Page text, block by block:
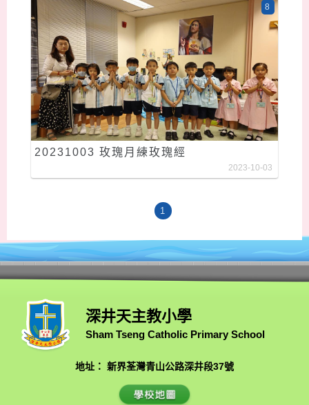
20231003 玫瑰月練玫瑰經
8
2023-10-03
1
深井天主教小學
Sham Tseng Catholic Primary School
地址： 新界荃灣青山公路深井段37號